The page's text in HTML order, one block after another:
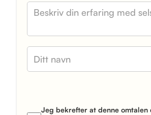
Jeg bekrefter at denne omtalen